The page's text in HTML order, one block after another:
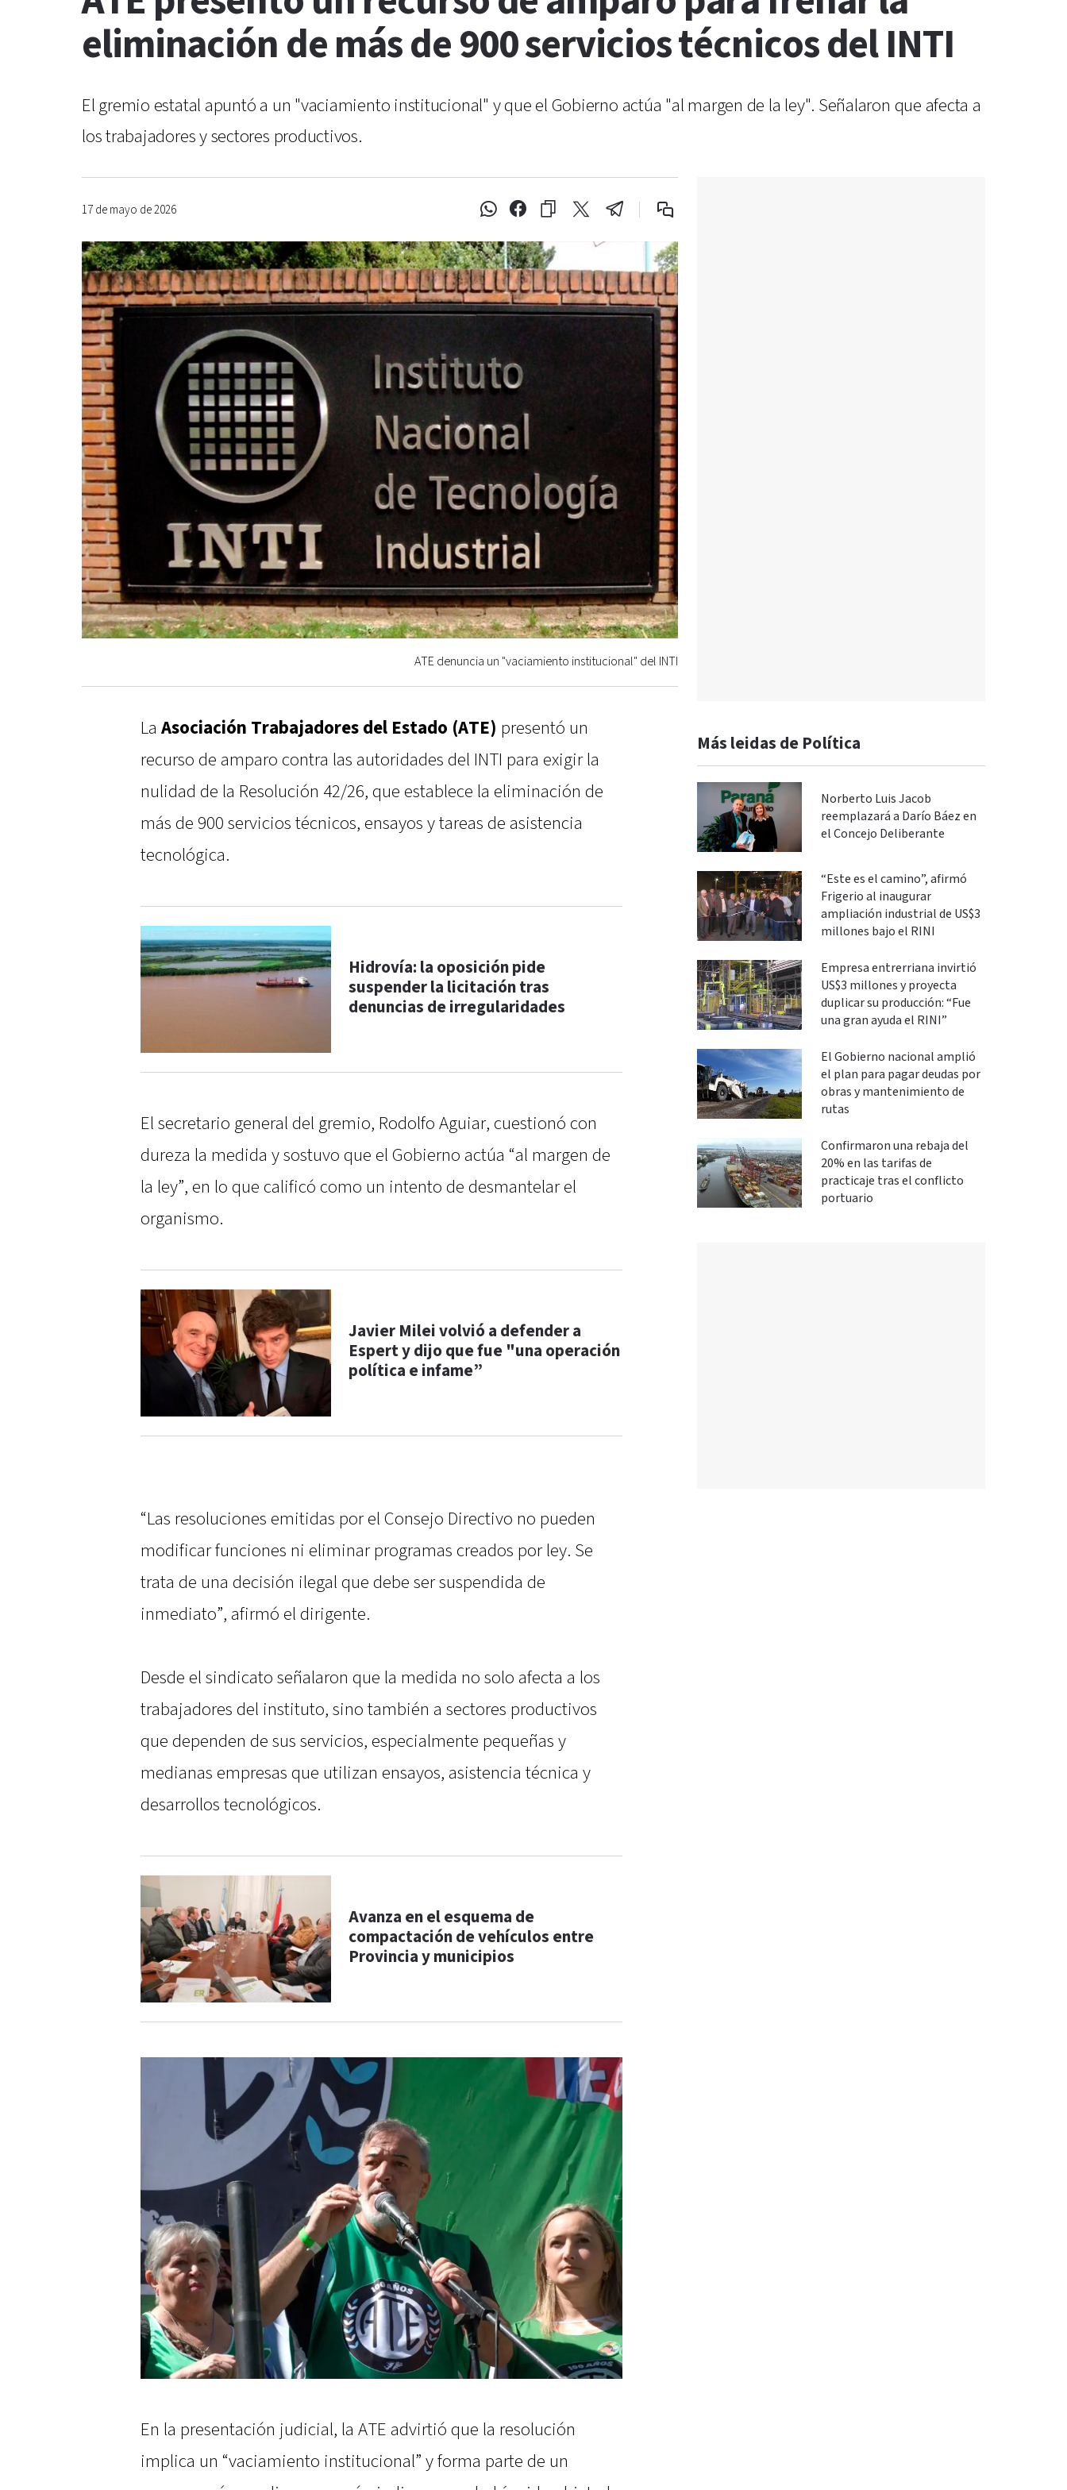
eliminación de más de 900 servicios técnicos del INTI
El gremio estatal apuntó a un "vaciamiento institucional" y que el Gobierno actúa "al margen de la ley". Señalaron que afecta a
los trabajadores y sectores productivos.
17 de mayo de 2026
ATE denuncia un "vaciamiento institucional" del INTI
La Asociación Trabajadores del Estado (ATE) presentó un
recurso de amparo contra las autoridades del INTI para exigir la
nulidad de la Resolución 42/26, que establece la eliminación de
más de 900 servicios técnicos, ensayos y tareas de asistencia
tecnológica.
Hidrovía: la oposición pide
suspender la licitación tras
denuncias de irregularidades
El secretario general del gremio, Rodolfo Aguiar, cuestionó con
dureza la medida y sostuvo que el Gobierno actúa “al margen de
la ley”, en lo que calificó como un intento de desmantelar el
organismo.
Javier Milei volvió a defender a
Espert y dijo que fue "una operación
política e infame”
“Las resoluciones emitidas por el Consejo Directivo no pueden
modificar funciones ni eliminar programas creados por ley. Se
trata de una decisión ilegal que debe ser suspendida de
inmediato”, afirmó el dirigente.
Desde el sindicato señalaron que la medida no solo afecta a los
trabajadores del instituto, sino también a sectores productivos
que dependen de sus servicios, especialmente pequeñas y
medianas empresas que utilizan ensayos, asistencia técnica y
desarrollos tecnológicos.
Avanza en el esquema de
compactación de vehículos entre
Provincia y municipios
En la presentación judicial, la ATE advirtió que la resolución
implica un “vaciamiento institucional” y forma parte de un
Más leidas de Política
Norberto Luis Jacob
reemplazará a Darío Báez en
el Concejo Deliberante
“Este es el camino”, afirmó
Frigerio al inaugurar
ampliación industrial de US$3
millones bajo el RINI
Empresa entrerriana invirtió
US$3 millones y proyecta
duplicar su producción: “Fue
una gran ayuda el RINI”
El Gobierno nacional amplió
el plan para pagar deudas por
obras y mantenimiento de
rutas
Confirmaron una rebaja del
20% en las tarifas de
practicaje tras el conflicto
portuario